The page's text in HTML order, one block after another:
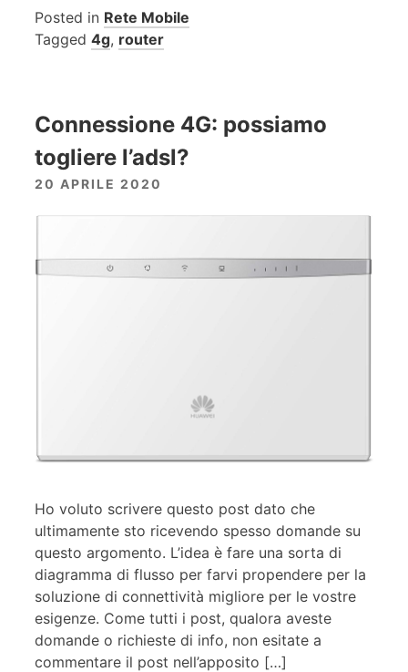
Posted in Rete Mobile
Tagged 4g, router
Connessione 4G: possiamo
togliere l’adsl?
20 APRILE 2020
Ho voluto scrivere questo post dato che
ultimamente sto ricevendo spesso domande su
questo argomento. L’idea è fare una sorta di
diagramma di flusso per farvi propendere per la
soluzione di connettività migliore per le vostre
esigenze. Come tutti i post, qualora aveste
domande o richieste di info, non esitate a
commentare il post nell’apposito […]